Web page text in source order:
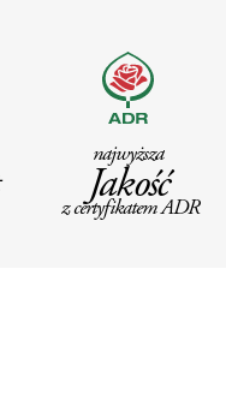
najwyższa
Jakość
z certyfikatem ADR